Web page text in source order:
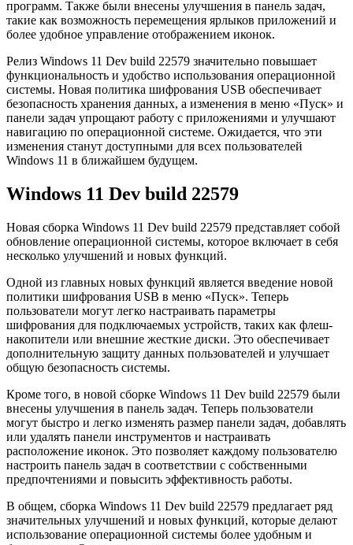
программ. Также были внесены улучшения в панель задач,
такие как возможность перемещения ярлыков приложений и
более удобное управление отображением иконок.
Релиз Windows 11 Dev build 22579 значительно повышает
функциональность и удобство использования операционной
системы. Новая политика шифрования USB обеспечивает
безопасность хранения данных, а изменения в меню «Пуск» и
панели задач упрощают работу с приложениями и улучшают
навигацию по операционной системе. Ожидается, что эти
изменения станут доступными для всех пользователей
Windows 11 в ближайшем будущем.
Windows 11 Dev build 22579
Новая сборка Windows 11 Dev build 22579 представляет собой
обновление операционной системы, которое включает в себя
несколько улучшений и новых функций.
Одной из главных новых функций является введение новой
политики шифрования USB в меню «Пуск». Теперь
пользователи могут легко настраивать параметры
шифрования для подключаемых устройств, таких как флеш-
накопители или внешние жесткие диски. Это обеспечивает
дополнительную защиту данных пользователей и улучшает
общую безопасность системы.
Кроме того, в новой сборке Windows 11 Dev build 22579 были
внесены улучшения в панель задач. Теперь пользователи
могут быстро и легко изменять размер панели задач, добавлять
или удалять панели инструментов и настраивать
расположение иконок. Это позволяет каждому пользователю
настроить панель задач в соответствии с собственными
предпочтениями и повысить эффективность работы.
В общем, сборка Windows 11 Dev build 22579 предлагает ряд
значительных улучшений и новых функций, которые делают
использование операционной системы более удобным и